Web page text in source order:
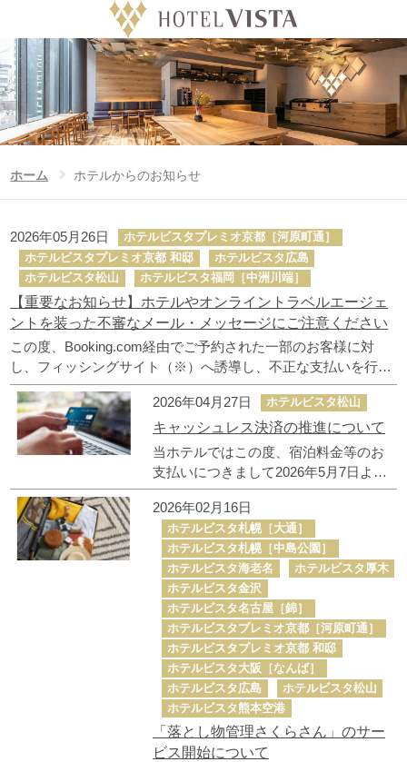
ホテル
チェックイン日 日付未定
泊 室
人/室
お子様
人/室
地図から地域を選択してください
ホテルからのお知らせ
ホーム ホテルからのお知らせ
2026年05月26日
ホテルビスタプレミオ京都［河原町通］
ホテルビスタプレミオ京都 和邸
ホテルビスタ広島
ホテルビスタ松山
ホテルビスタ福岡［中洲川端］
【重要なお知らせ】ホテルやオンライントラベルエージェ
ントを装った不審なメール・メッセージにご注意ください
この度、Booking.com経由でご予約された一部のお客様に対
し、フィッシングサイト（※）へ誘導し、不正な支払いを行わ
せようとするメール・メッセージが配信されていることが確認
されました。現時点において、ホテルならびにBookign.comへ
の不正アクセスは行われておらず、お客様の予約情報は適切に
保護されていることを確認しております。
2026年04月27日 ホテルビスタ松山
キャッシュレス決済の推進について
当ホテルではこの度、宿泊料金等のお
支払いにつきまして2026年5月7日より
順次キャッシュレス化を進め、原則と
して現金の取り扱いを終了して参りま
す。 ご理解とご協力を、何卒宜しくお
願いいたします。
2026年02月16日
ホテルビスタ札幌［大通］
ホテルビスタ札幌［中島公園］
ホテルビスタ海老名
ホテルビスタ厚木
ホテルビスタ金沢
ホテルビスタ名古屋［錦］
ホテルビスタプレミオ京都［河原町通］
ホテルビスタプレミオ京都 和邸
ホテルビスタ大阪［なんば］
ホテルビスタ広島
ホテルビスタ松山
ホテルビスタ熊本空港
「落とし物管理さくらさん」のサー
ビス開始について
Language
公式サイト予約特典
ビスタグループホテル一覧
ニュース
フォトギャラリー
よくあるお問合せ
各ホテルからのお知らせ
ホテルビスタメンバーズクラブ